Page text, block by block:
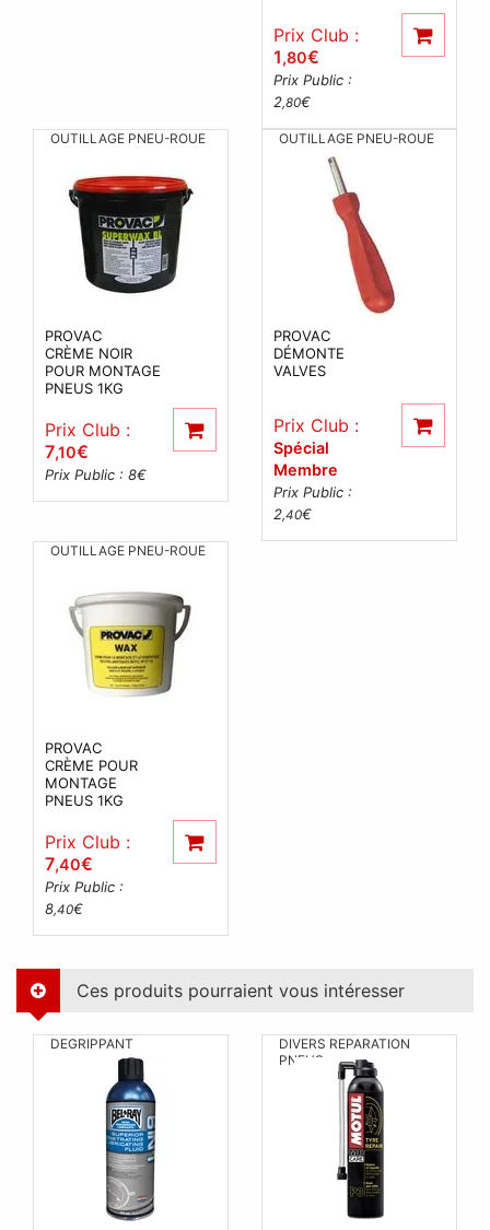
Prix Club :
1,80€
Prix Public :
2,80€
OUTILLAGE PNEU-ROUE
PROVAC
CRÈME NOIR
POUR MONTAGE
PNEUS 1KG
Prix Club :
7,10€
Prix Public : 8€
OUTILLAGE PNEU-ROUE
PROVAC
DÉMONTE
VALVES
Prix Club :
Spécial
Membre
Prix Public :
2,40€
OUTILLAGE PNEU-ROUE
PROVAC
CRÈME POUR
MONTAGE
PNEUS 1KG
Prix Club :
7,40€
Prix Public :
8,40€
Ces produits pourraient vous intéresser
DEGRIPPANT
DIVERS REPARATION
PNEUS